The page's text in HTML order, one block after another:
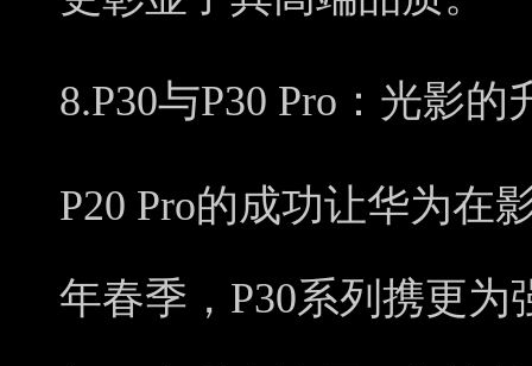
8.P30与P30 Pro：光影的
P20 Pro的成功让华为在
年春季，P30系列携更